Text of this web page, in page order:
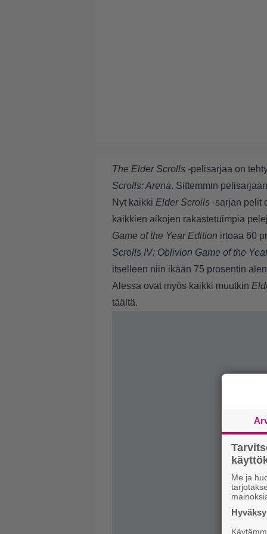
The Elder Scrolls -pelisarjaa on
Scrolls: Arena. Sittemmin
Nyt kaikki Elder Scrolls -sarjan pelit
kaikkien aikojen rakastetuimpia
Game of the Year Edition irtoaa 60
Scrolls IV: Oblivion Game of the
itselleen niin ikään 75 prosentin
Alessa ovat myös kaikki muutkin
täältä.
Me ja